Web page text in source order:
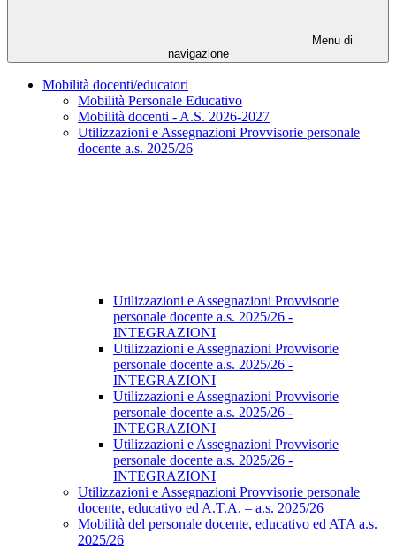
Menu di
navigazione
Mobilità docenti/educatori
Mobilità Personale Educativo
Mobilità docenti - A.S. 2026-2027
Utilizzazioni e Assegnazioni Provvisorie personale
docente a.s. 2025/26
Utilizzazioni e Assegnazioni Provvisorie
personale docente a.s. 2025/26 -
INTEGRAZIONI
Utilizzazioni e Assegnazioni Provvisorie
personale docente a.s. 2025/26 -
INTEGRAZIONI
Utilizzazioni e Assegnazioni Provvisorie
personale docente a.s. 2025/26 -
INTEGRAZIONI
Utilizzazioni e Assegnazioni Provvisorie
personale docente a.s. 2025/26 -
INTEGRAZIONI
Utilizzazioni e Assegnazioni Provvisorie personale
docente, educativo ed A.T.A. – a.s. 2025/26
Mobilità del personale docente, educativo ed ATA a.s.
2025/26